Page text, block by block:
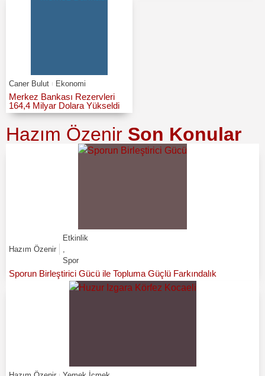
Caner Bulut Ekonomi
Merkez Bankası Rezervleri
164,4 Milyar Dolara Yükseldi
Hazım Özenir Son Konular
Hazım Özenir
Etkinlik
,
Spor
Sporun Birleştirici Gücü ile Topluma Güçlü Farkındalık